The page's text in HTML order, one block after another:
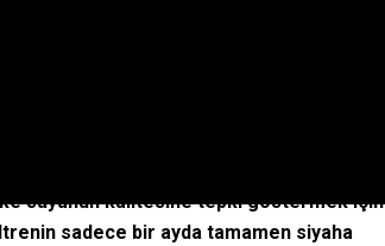
suyunun kalitesine tepki göstermek için
sadece bir ayda tamamen siyaha